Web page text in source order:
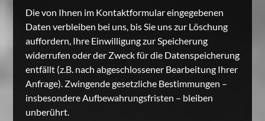
Die von Ihnen im Kontaktformular eingegebenen
Daten verbleiben bei uns, bis Sie uns zur Löschung
auffordern, Ihre Einwilligung zur Speicherung
widerrufen oder der Zweck für die Datenspeicherung
entfällt (z.B. nach abgeschlossener Bearbeitung Ihrer
Anfrage). Zwingende gesetzliche Bestimmungen –
insbesondere Aufbewahrungsfristen – bleiben
unberührt.